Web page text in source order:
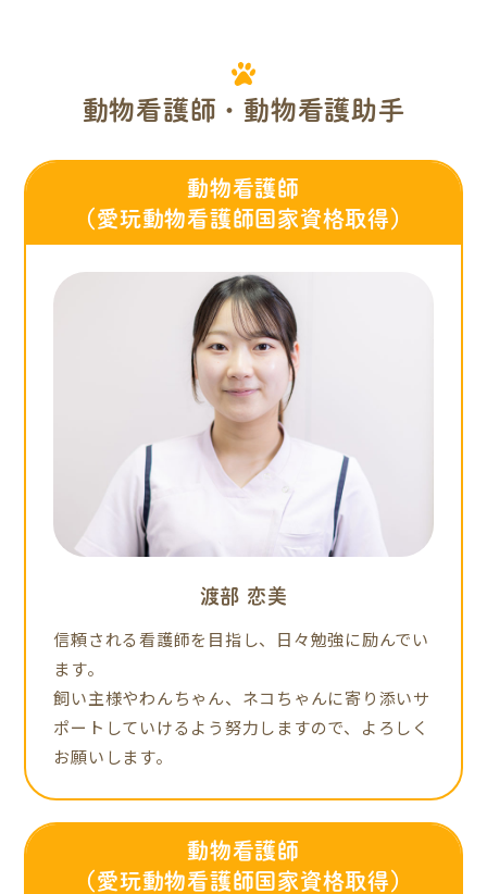
動物看護師・動物看護助手
動物看護師
（愛玩動物看護師国家資格取得）
渡部 恋美
信頼される看護師を目指し、日々勉強に励んでい
ます。
飼い主様やわんちゃん、ネコちゃんに寄り添いサ
ポートしていけるよう努力しますので、よろしく
お願いします。
動物看護師
（愛玩動物看護師国家資格取得）